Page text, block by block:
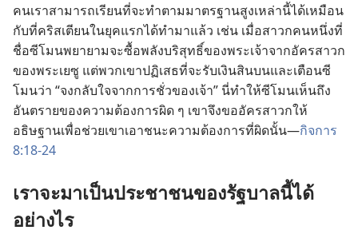
คนเราสามารถเรียนที่จะทำตามมาตรฐานสูงเหล่านี้ได้เหมือน
กับที่คริสเตียนในยุคแรกได้ทำมาแล้ว เช่น เมื่อสาวกคนหนึ่งที่
ชื่อซีโมนพยายามจะซื้อพลังบริสุทธิ์ของพระเจ้าจากอัครสาวก
ของพระเยซู แต่พวกเขาปฏิเสธที่จะรับเงินสินบนและเตือนซี
โมนว่า “จงกลับใจจากการชั่วของเจ้า” นี่ทำให้ซีโมนเห็นถึง
อันตรายของความต้องการผิด ๆ เขาจึงขออัครสาวกให้
อธิษฐานเพื่อช่วยเขาเอาชนะความต้องการที่ผิดนั้น—กิจการ
8:18-24
เราจะมาเป็นประชาชนของรัฐบาลนี้ได้
อย่างไร